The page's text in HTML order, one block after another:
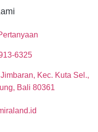
6325
Kec. Kuta Sel.,
Bali 80361